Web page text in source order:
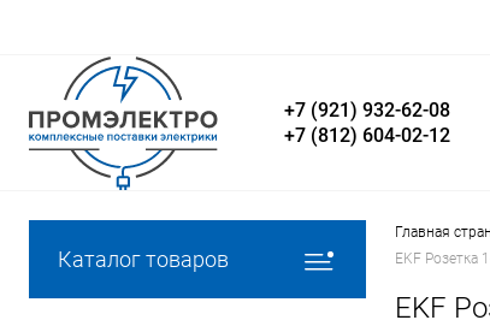
+7 (921) 932-62-08
+7 (812) 604-02-12
Каталог товаров
Главная
EKF Розетка
EKF